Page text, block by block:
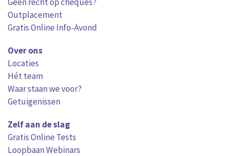
Outplacement
Gratis Online Info-Avond
Over ons
Locaties
Hét team
Waar staan we voor?
Getuigenissen
Zelf aan de slag
Gratis Online Tests
Loopbaan Webinars